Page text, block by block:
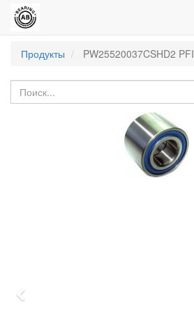
Продукты
PW25520037CSHD2 PFI